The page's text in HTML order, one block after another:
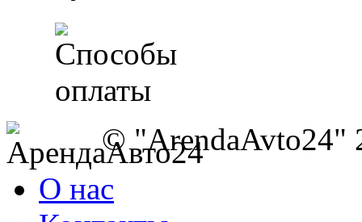
© "ArendaAvto24"
О нас